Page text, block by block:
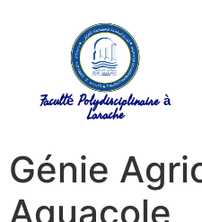
Faculté Polydisciplinaire à
Larache
Génie
Aquacole